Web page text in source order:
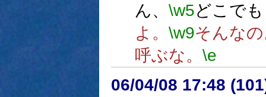
ん、 \w5どこで
よ。 \w9そんな
呼ぶな。 \e
06/04/08 17:48